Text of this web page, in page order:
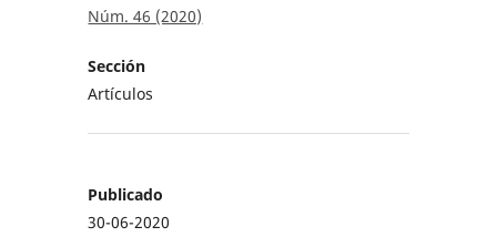
Núm. 46 (2020)
Sección
Artículos
Publicado
30-06-2020